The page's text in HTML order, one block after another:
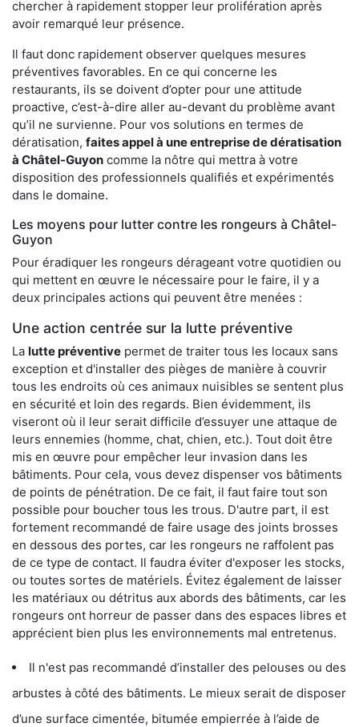
chercher à rapidement stopper leur prolifération après
avoir remarqué leur présence.
Il faut donc rapidement observer quelques mesures
préventives favorables. En ce qui concerne les
restaurants, ils se doivent d’opter pour une attitude
proactive, c’est-à-dire aller au-devant du problème avant
qu’il ne survienne. Pour vos solutions en termes de
dératisation, faites appel à une entreprise de dératisation
à Châtel-Guyon comme la nôtre qui mettra à votre
disposition des professionnels qualifiés et expérimentés
dans le domaine.
Les moyens pour lutter contre les rongeurs à Châtel-
Guyon
Pour éradiquer les rongeurs dérageant votre quotidien ou
qui mettent en œuvre le nécessaire pour le faire, il y a
deux principales actions qui peuvent être menées :
Une action centrée sur la lutte préventive
La lutte préventive permet de traiter tous les locaux sans
exception et d'installer des pièges de manière à couvrir
tous les endroits où ces animaux nuisibles se sentent plus
en sécurité et loin des regards. Bien évidemment, ils
viseront où il leur serait difficile d’essuyer une attaque de
leurs ennemies (homme, chat, chien, etc.). Tout doit être
mis en œuvre pour empêcher leur invasion dans les
bâtiments. Pour cela, vous devez dispenser vos bâtiments
de points de pénétration. De ce fait, il faut faire tout son
possible pour boucher tous les trous. D'autre part, il est
fortement recommandé de faire usage des joints brosses
en dessous des portes, car les rongeurs ne raffolent pas
de ce type de contact. Il faudra éviter d'exposer les stocks,
ou toutes sortes de matériels. Évitez également de laisser
les matériaux ou détritus aux abords des bâtiments, car les
rongeurs ont horreur de passer dans des espaces libres et
apprécient bien plus les environnements mal entretenus.
Il n'est pas recommandé d’installer des pelouses ou des
arbustes à côté des bâtiments. Le mieux serait de disposer
d’une surface cimentée, bitumée empierrée à l’aide de